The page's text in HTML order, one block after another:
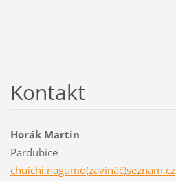
Kontakt
Horák Martin
Pardubice
chuichi.nagumo(zavináč)seznam.cz